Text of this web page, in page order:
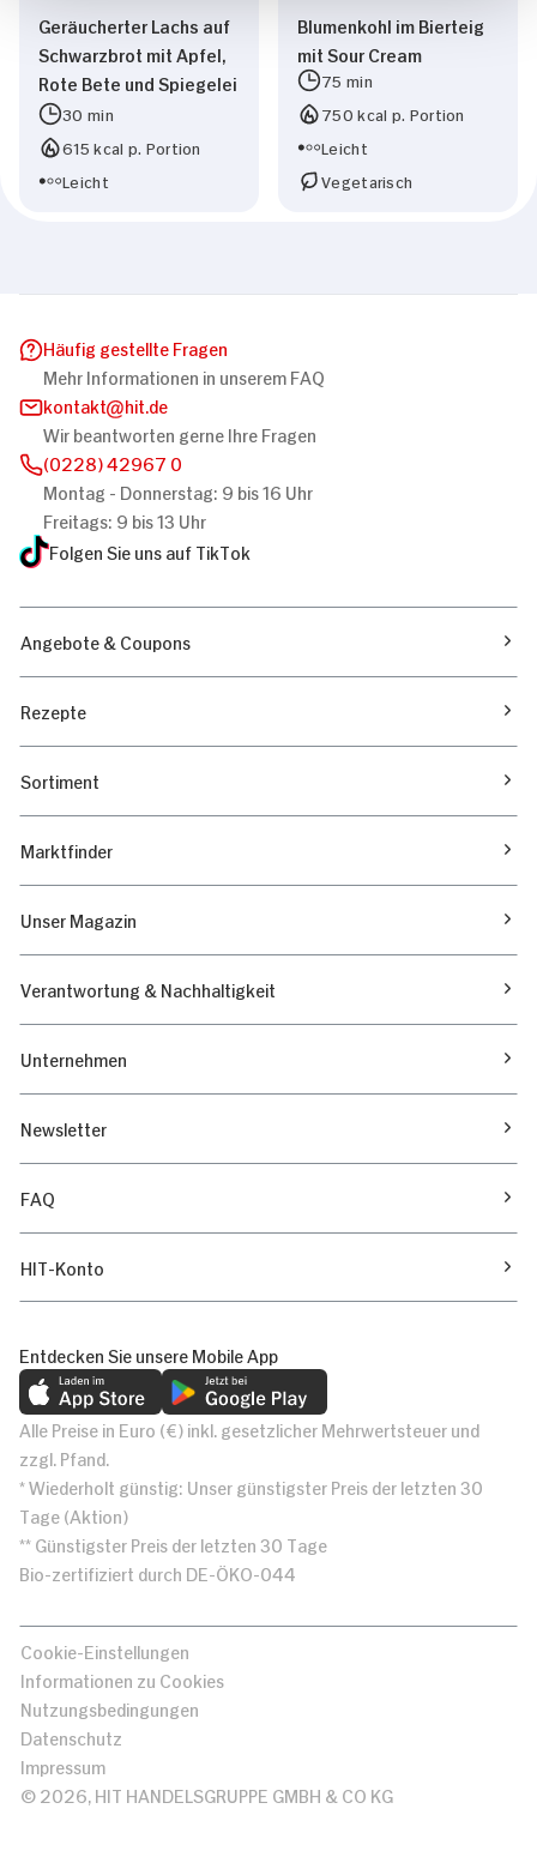
Geräucherter Lachs auf
Schwarzbrot mit Apfel,
Rote Bete und Spiegelei
30 min
615 kcal p. Portion
Leicht
Blumenkohl im Bierteig
mit Sour Cream
75 min
750 kcal p. Portion
Leicht
Vegetarisch
Häufig gestellte Fragen
Mehr Informationen in unserem FAQ
kontakt
hit.de
Wir beantworten gerne Ihre Fragen
(0228) 42967 0
Montag - Donnerstag: 9 bis 16 Uhr
Freitags: 9 bis 13 Uhr
Folgen Sie uns auf TikTok
Angebote & Coupons
Rezepte
Sortiment
Marktfinder
Unser Magazin
Verantwortung & Nachhaltigkeit
Unternehmen
Newsletter
FAQ
HIT-Konto
Entdecken Sie unsere Mobile App
Alle Preise in Euro (€) inkl. gesetzlicher Mehrwertsteuer und
zzgl. Pfand.
* Wiederholt günstig: Unser günstigster Preis der letzten 30
Tage (Aktion)
** Günstigster Preis der letzten 30 Tage
Bio-zertifiziert durch DE-ÖKO-044
Cookie-Einstellungen
Informationen zu Cookies
Nutzungsbedingungen
Datenschutz
Impressum
© 2026, HIT HANDELSGRUPPE GMBH & CO KG